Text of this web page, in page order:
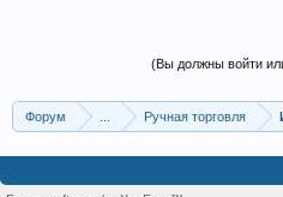
(Вы должны войти
Форум Ручная торговля